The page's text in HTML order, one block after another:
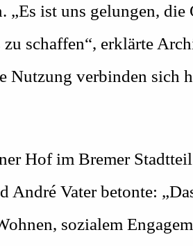
ist uns gelungen, die
schaffen“, erklärte
Nutzung verbinden sich
Hof im Bremer
André Vater betonte:
sozialem